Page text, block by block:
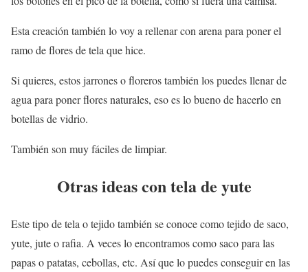
Esta creación también lo voy a rellenar con arena para poner el
ramo de flores de tela que hice.
Si quieres, estos jarrones o floreros también los puedes llenar de
agua para poner flores naturales, eso es lo bueno de hacerlo en
botellas de vidrio.
También son muy fáciles de limpiar.
Otras ideas con tela de yute
Este tipo de tela o tejido también se conoce como tejido de saco,
yute, jute o rafia. A veces lo encontramos como saco para las
papas o patatas, cebollas, etc. Así que lo puedes conseguir en las